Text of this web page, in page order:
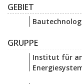
GEBIET
GRUPPE
Institut für